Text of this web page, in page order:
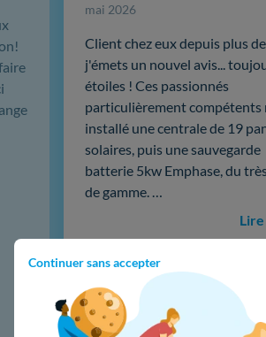
Continuer sans accepter
mai 2026
Client chez eux depuis plus de
j'émets un nouvel avis...
étoiles ! Ces passionnés
particulièrement compétents
installé une centrale de 19
solaires, puis une sauvegarde
batterie 5kw Emphase, du
de gamme. …